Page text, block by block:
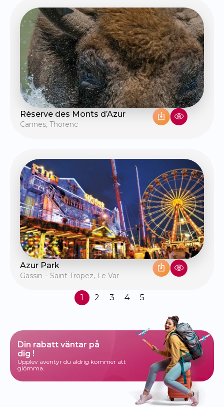
Réserve des Monts d’Azur
Cannes, Thorenc
Azur Park
Gassin – Saint Tropez, Le Var
1 2 3 4 5
Din rabatt väntar på
dig !
Upplev äventyr du aldrig kommer att
glömma.